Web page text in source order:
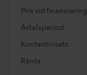
Pris vid finansiering
Avtalsperiod
Kontantinsats
Ränta